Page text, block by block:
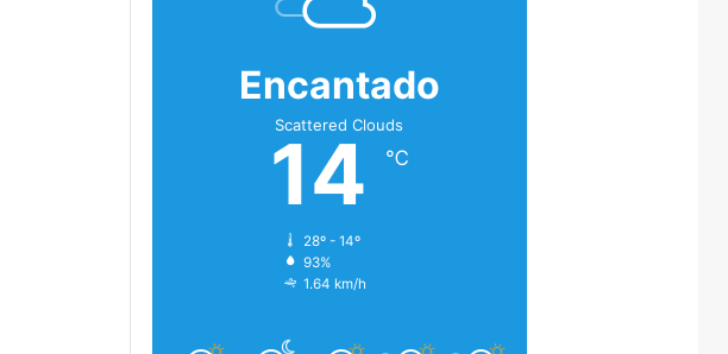
Encantado
Scattered Clouds
14 ℃
28º - 14º
93%
1.64 km/h